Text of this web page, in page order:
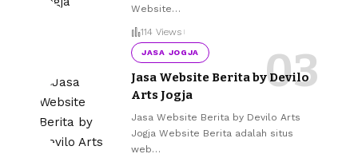
Website…
114 Views
JASA JOGJA
Jasa Website Berita by Devilo
Arts Jogja
Jasa Website Berita by Devilo Arts
Jogja Website Berita adalah situs
web…